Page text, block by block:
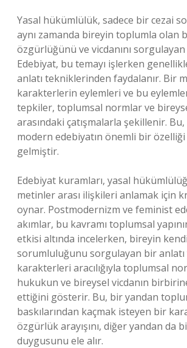
Yasal hükümlülük, sadece bir cezai
aynı zamanda bireyin toplumla olan
özgürlüğünü ve vicdanını
Edebiyat, bu temayı işlerken
anlatı tekniklerinden faydalanır. Bir
karakterlerin eylemleri ve bu
tepkiler, toplumsal normlar ve
arasındaki çatışmalarla şekillenir.
modern edebiyatın önemli bir
gelmiştir.
Edebiyat kuramları, yasal
metinler arası ilişkileri anlamak için
oynar. Postmodernizm ve feminist
akımlar, bu kavramı toplumsal
etkisi altında incelerken, bireyin
sorumluluğunu sorgulayan bir anlatı
karakterleri aracılığıyla toplumsal
hukukun ve bireysel vicdanın
ettiğini gösterir. Bu, bir yandan
baskılarından kaçmak isteyen bir
özgürlük arayışını, diğer yandan da
duygusunu ele alır.